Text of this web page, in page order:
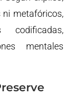
metafóricos,
codificadas,
mentales